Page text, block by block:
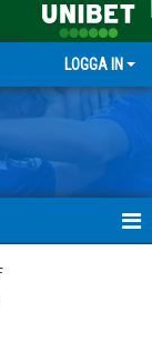
LOGGA IN